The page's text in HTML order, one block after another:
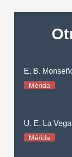
E. B.
Mérida
U. E. La
Mérida